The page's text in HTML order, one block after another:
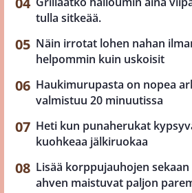
tulla sitkeää.
Näin irrotat lohen nahan
helpommin kuin uskoisit
Haukimurupasta on nopea
valmistuu 20 minuutissa
Heti kun punaherukat
kuohkeaa jälkiruokaa
Lisää korppujauhojen
ahven maistuvat paljon